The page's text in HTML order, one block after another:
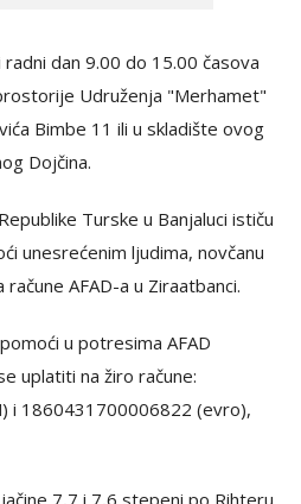
dan 9.00 do 15.00 časova
Udruženja "Merhamet"
Bimbe 11 ili u skladište ovog
Dojčina.
Turske u Banjaluci ističu
unesrećenim ljudima, novčanu
AFAD-a u Ziraatbanci.
u potresima AFAD
uplatiti na žiro račune:
i 1860431700006822 (evro),
7,7 i 7,6 stepeni po Rihteru